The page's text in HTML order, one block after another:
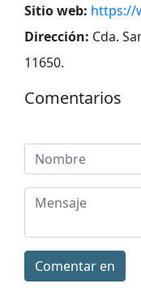
Sitio web: https://
Dirección: Cda.
11650.
Comentarios
Comentar en